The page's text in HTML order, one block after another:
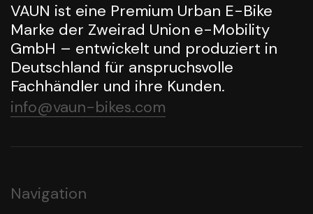
VAUN ist eine Premium Urban E-Bike
Marke der Zweirad Union e-Mobility
GmbH – entwickelt und produziert in
Deutschland für anspruchsvolle
Fachhändler und ihre Kunden.
info@vaun-bikes.com
Navigation